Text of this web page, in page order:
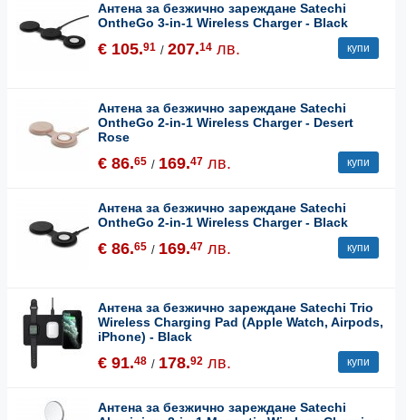
Антена за безжично зареждане Satechi
OntheGo 3-in-1 Wireless Charger - Black
€ 105.91 / 207.14 лв. купи
Антена за безжично зареждане Satechi
OntheGo 2-in-1 Wireless Charger - Desert
Rose
€ 86.65 / 169.47 лв. купи
Антена за безжично зареждане Satechi
OntheGo 2-in-1 Wireless Charger - Black
€ 86.65 / 169.47 лв. купи
Антена за безжично зареждане Satechi Trio
Wireless Charging Pad (Apple Watch, Airpods,
iPhone) - Black
€ 91.48 / 178.92 лв. купи
Антена за безжично зареждане Satechi